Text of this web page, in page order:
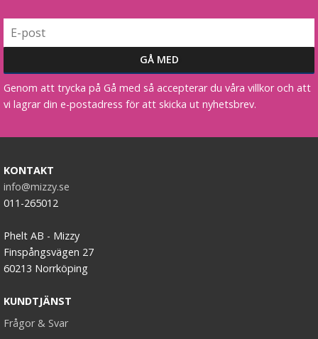
VÄLJ
Genom att trycka på Gå med så accepterar du våra villkor och att
vi lagrar din e-postadress för att skicka ut nyhetsbrev.
KONTAKT
info@mizzy.se
011-265012
Phelt AB - Mizzy
Finspångsvägen 27
60213 Norrköping
KUNDTJÄNST
Frågor & Svar